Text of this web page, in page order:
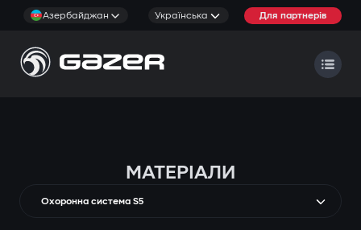
Азербайджан Українська Для партнерів
МАТЕРІАЛИ
Охоронна система S5